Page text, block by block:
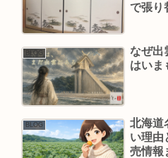
で張り
BLOG
なぜ出
はいま
BLOG
北海道
い理由
売情報